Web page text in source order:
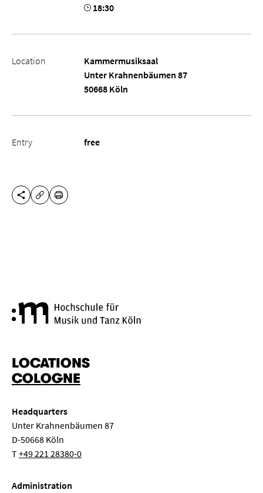
18:30
Location
Kammermusiksaal
Unter Krahnenbäumen 87
50668 Köln
Entry free
SHARE THIS PAGE
COPY URL
PRINT
LOCATIONS
COLOGNE
Headquarters
Unter Krahnenbäumen 87
D-50668 Köln
T+49 221 28380-0
Administration